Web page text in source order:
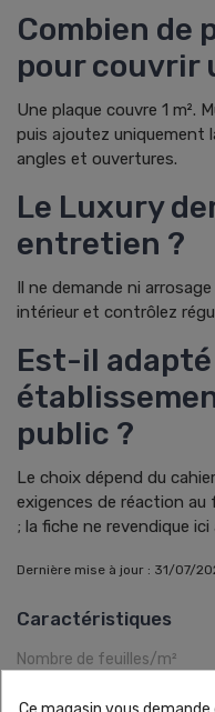
Combien de
pour couvrir
Une plaque couvre 1 m².
puis ajoutez uniquement
angles et ouvertures.
Le Luxury
entretien ?
Il ne demande ni
intérieur et contrôlez
Est-il adapté
public ?
Le choix dépend du
exigences de réaction
; la fiche ne revendique
Dernière mise à jour : 31/07/
Caractéristiques
Nombre de feuilles/m²
Couleur du feuillage